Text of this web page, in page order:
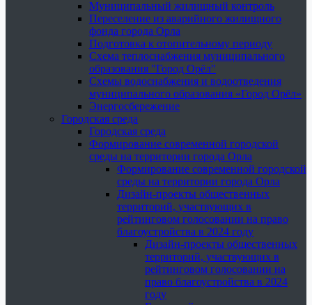
Муниципальный жилищный контроль
Переселение из аварийного жилищного
фонда города Орла
Подготовка к отопительному периоду
Схема теплоснабжения муниципального
образования "Город Орёл"
Схемы водоснабжения и водоотведения
муниципального образования «Город Орёл»
Энергосбережение
Городская среда
Городская среда
Формирование современной городской
среды на территории города Орла
Формирование современной городской
среды на территории города Орла
Дизайн-проекты общественных
территорий, участвующих в
рейтинговом голосовании на право
благоустройства в 2024 году
Дизайн-проекты общественных
территорий, участвующих в
рейтинговом голосовании на
право благоустройства в 2024
году